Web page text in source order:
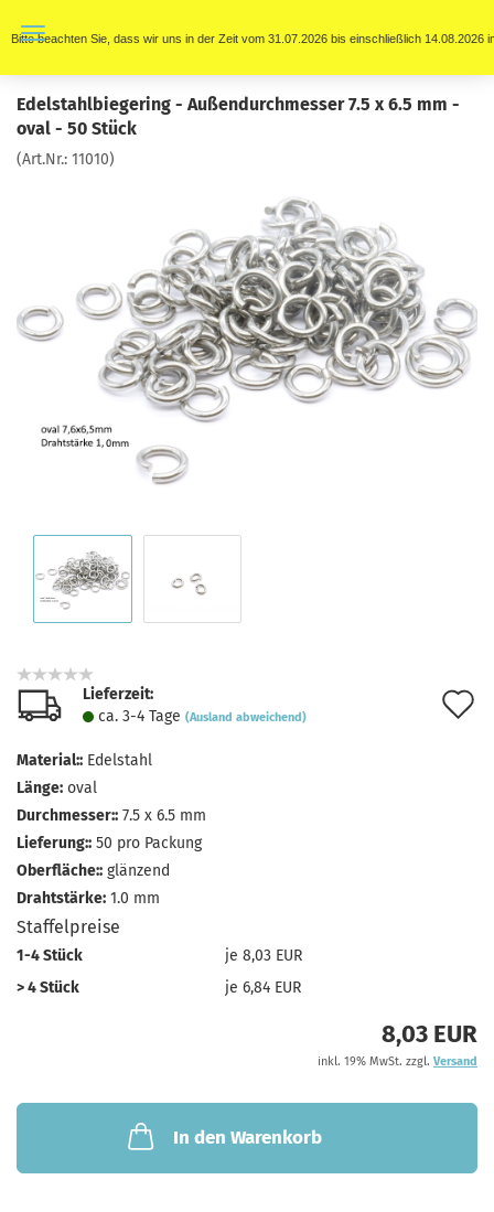
Bitte beachten Sie, dass wir uns in der Zeit vom 31.07.2026 bis einschließlich
Edelstahlbiegering - Außendurchmesser 7.5 x 6.5 mm -
oval - 50 Stück
(Art.Nr.: 11010)
Lieferzeit:
ca. 3-4 Tage (Ausland abweichend)
Material:: Edelstahl
Länge: oval
Durchmesser:: 7.5 x 6.5 mm
Lieferung:: 50 pro Packung
Oberfläche:: glänzend
Drahtstärke: 1.0 mm
Staffelpreise
1-4 Stück
je 8,03 EUR
> 4 Stück
je 6,84 EUR
8,03 EUR
inkl. 19% MwSt. zzgl. Versand
In den Warenkorb